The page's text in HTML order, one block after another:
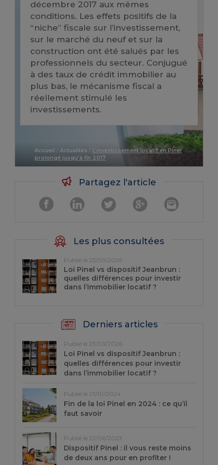
décembre 2017 aux mêmes
conditions. Les effets positifs de la
“niche” fiscale sur l’investissement,
sur le marché du neuf et sur la
construction ont été salués par les
professionnels du secteur. Conjugué
à des taux de crédit immobilier au
plus bas, le mécanisme fiscal a
réellement stimulé les
investissements.
Accueil / Actualités / L’investissement locatif en Pinel
prolongé jusqu’à fin 2017
Partagez l'article
Les plus consultées
Publié le 23/03/2026
Loi Pinel vs dispositif Jeanbrun :
quelles différences pour investir
dans l’immobilier locatif ?
Derniers articles
Publié le 23/03/2026
Loi Pinel vs dispositif Jeanbrun :
quelles différences pour investir
dans l’immobilier locatif ?
Publié le 01/10/2024
Fin de la loi Pinel en 2024 : ce qu’il
faut savoir
Publié le 22/06/2023
Dispositif Pinel : il vous reste moins
de deux ans pour en profiter !